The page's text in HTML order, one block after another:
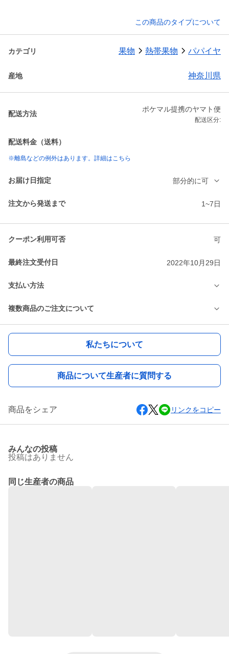
この商品のタイプについて
カテゴリ 果物 熱帯果物 パパイヤ
産地 神奈川県
配送方法
ポケマル提携のヤマト便
配送区分:
配送料金（送料）
※離島などの例外はあります。詳細はこちら
お届け日指定 部分的に可
注文から発送まで 1~7日
クーポン利用可否 可
最終注文受付日 2022年10月29日
支払い方法
複数商品のご注文について
私たちについて
商品について生産者に質問する
商品をシェア リンクをコピー
みんなの投稿
投稿はありません
同じ生産者の商品